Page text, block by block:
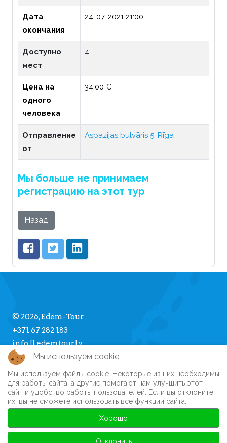
Дата
окончания
24-07-2021 21:00
Доступно
мест
4
Цена на
одного
человека
34.00 €
Отправление
от
Aspazijas bulvāris 5, Rīga
Мы больше не принимаем
регистрацию на этот тур
Назад
© 2026, Edem-Tour
+371 67 282 183
info [] edemtour.lv
Про Edem-Tour
Памятка туристу
Часто задаваемые вопросы
Автобусные туры
Личный кабинет
Регистрация на сайте
Мы используем cookie
Мы используем файлы cookie. Некоторые из них необходимы
для работы сайта, а другие помогают нам улучшить этот
сайт и удобство работы пользователей. Если вы отклоните
их, вы не сможете использовать все функции сайта.
Хорошо